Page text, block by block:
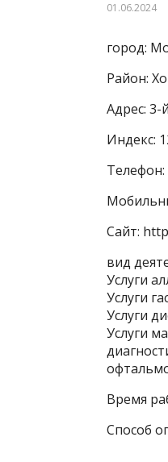
01.06.2024
город:
Район:
Адрес: 3-
Индекс:
Телефон:
Сайт:
вид
Услуги
Услуги
Услуги
Услуги
Время
Способ